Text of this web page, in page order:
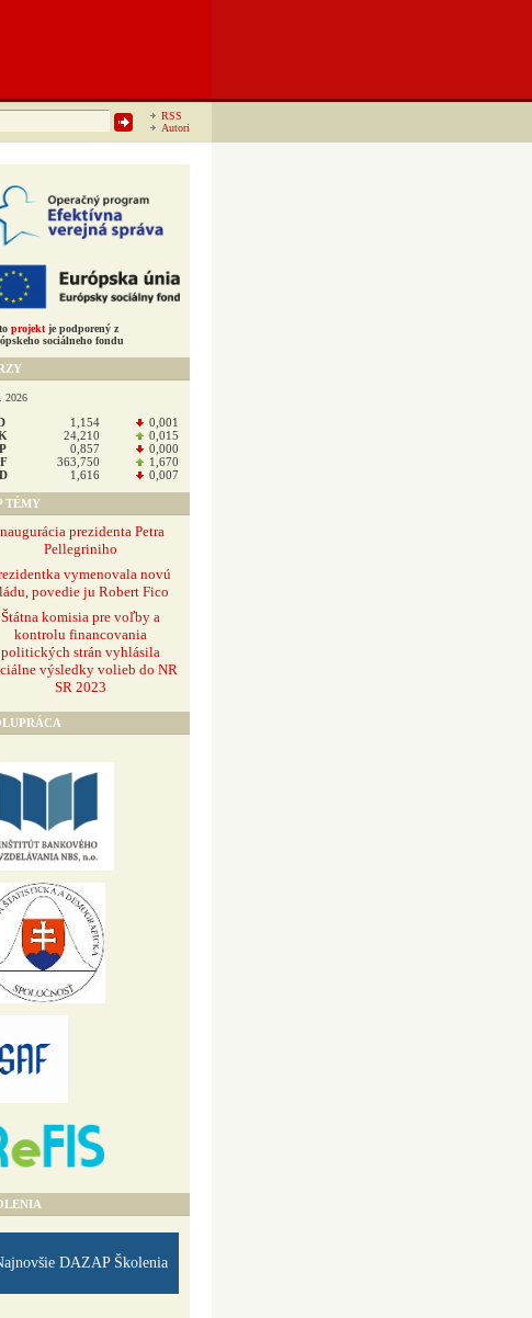
RSS
Autori
projekt je podporený z
sociálneho fondu
2026
1,154
0,001
24,210
0,015
0,857
0,000
363,750
1,670
1,616 0,007
TÉMY
prezidenta Petra
Pellegriniho
vymenovala novú
povedie ju Robert Fico
Štátna komisia pre voľby a
kontrolu financovania
politických strán vyhlásila
výsledky volieb do NR
SR 2023
DAZAP Školenia